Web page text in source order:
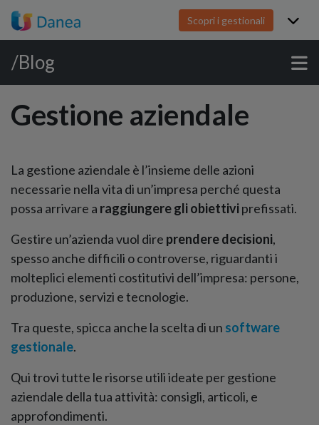
Scopri i gestionali
/Blog
Gestione aziendale
La gestione aziendale è l’insieme delle azioni
necessarie nella vita di un’impresa perché questa
possa arrivare a raggiungere gli obiettiviprefissati.
Gestire un’azienda vuol dire prendere decisioni,
spesso anche difficili o controverse, riguardanti i
molteplici elementi costitutivi dell’impresa: persone,
produzione, servizi e tecnologie.
Tra queste, spicca anche la scelta di un software
gestionale.
Qui trovi tutte le risorse utili ideate per gestione
aziendale della tua attività: consigli, articoli, e
approfondimenti.